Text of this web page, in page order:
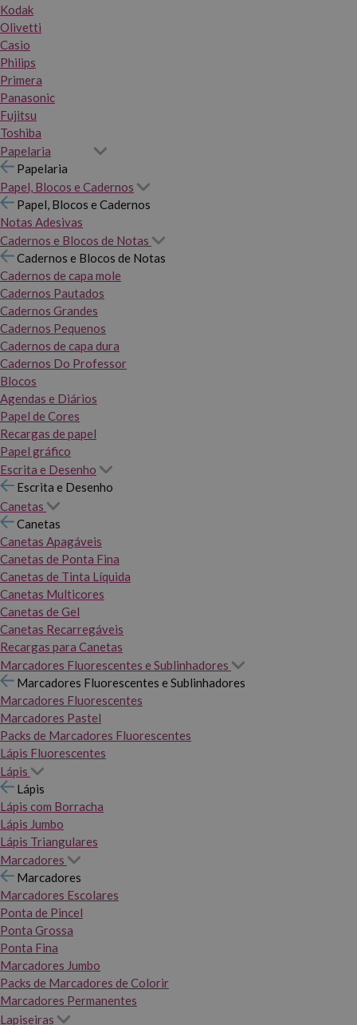
Kodak
Olivetti
Casio
Philips
Primera
Panasonic
Fujitsu
Toshiba
Papelaria
Papelaria
Papel, Blocos e Cadernos
Papel, Blocos e Cadernos
Notas Adesivas
Cadernos e Blocos de Notas
Cadernos e Blocos de Notas
Cadernos de capa mole
Cadernos Pautados
Cadernos Grandes
Cadernos Pequenos
Cadernos de capa dura
Cadernos Do Professor
Blocos
Agendas e Diários
Papel de Cores
Recargas de papel
Papel gráfico
Escrita e Desenho
Escrita e Desenho
Canetas
Canetas
Canetas Apagáveis
Canetas de Ponta Fina
Canetas de Tinta Líquida
Canetas Multicores
Canetas de Gel
Canetas Recarregáveis
Recargas para Canetas
Marcadores Fluorescentes e Sublinhadores
Marcadores Fluorescentes e Sublinhadores
Marcadores Fluorescentes
Marcadores Pastel
Packs de Marcadores Fluorescentes
Lápis Fluorescentes
Lápis
Lápis
Lápis com Borracha
Lápis Jumbo
Lápis Triangulares
Marcadores
Marcadores
Marcadores Escolares
Ponta de Pincel
Ponta Grossa
Ponta Fina
Marcadores Jumbo
Packs de Marcadores de Colorir
Marcadores Permanentes
Lapiseiras